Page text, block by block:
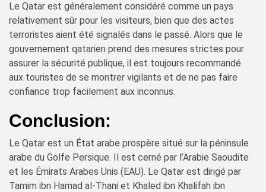
Le Qatar est généralement considéré comme un pays
relativement sûr pour les visiteurs, bien que des actes
terroristes aient été signalés dans le passé. Alors que le
gouvernement qatarien prend des mesures strictes pour
assurer la sécurité publique, il est toujours recommandé
aux touristes de se montrer vigilants et de ne pas faire
confiance trop facilement aux inconnus.
Conclusion:
Le Qatar est un État arabe prospère situé sur la péninsule
arabe du Golfe Persique. Il est cerné par l’Arabie Saoudite
et les Émirats Arabes Unis (EAU). Le Qatar est dirigé par
Tamim ibn Hamad al-Thani et Khaled ibn Khalifah ibn